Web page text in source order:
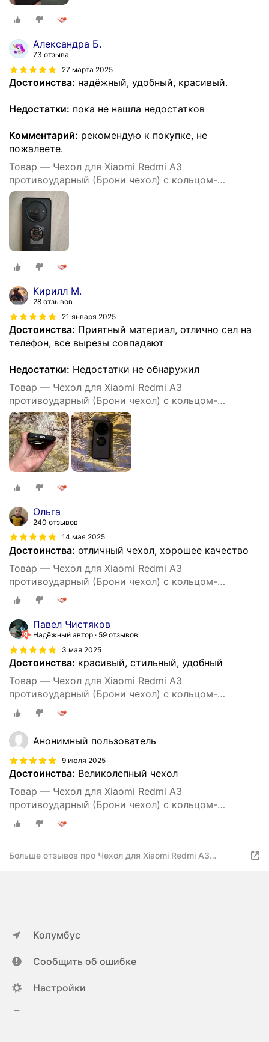
Александра Б.
73 отзыва
27 марта 2025
Достоинства: надёжный, удобный, красивый.
Недостатки: пока не нашла недостатков
Комментарий: рекомендую к покупке, не
пожалеете.
Товар — Чехол для Xiaomi Redmi A3
противоударный (Брони чехол) с кольцом-
подставкой и металлической пластиной
Кирилл М.
28 отзывов
21 января 2025
Достоинства: Приятный материал, отлично сел на
телефон, все вырезы совпадают
Недостатки: Недостатки не обнаружил
Товар — Чехол для Xiaomi Redmi A3
противоударный (Брони чехол) с кольцом-
подставкой и металлической пластиной
Ольга
240 отзывов
14 мая 2025
Достоинства: отличный чехол, хорошее качество
Товар — Чехол для Xiaomi Redmi A3
противоударный (Брони чехол) с кольцом-
подставкой и металлической пластиной
Павел Чистяков
Надёжный автор
59 отзывов
3 мая 2025
Достоинства: красивый, стильный, удобный
Товар — Чехол для Xiaomi Redmi A3
противоударный (Брони чехол) с кольцом-
подставкой и металлической пластиной
Анонимный пользователь
9 июля 2025
Достоинства: Великолепный чехол
Товар — Чехол для Xiaomi Redmi A3
противоударный (Брони чехол) с кольцом-
подставкой и металлической пластиной
Больше отзывов про Чехол для Xiaomi Redmi A3
Колумбус
Сообщить об ошибке
Настройки